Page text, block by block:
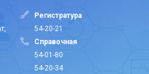
Регистратура
54-20-21
Cправочная
54-01-80
54-20-34